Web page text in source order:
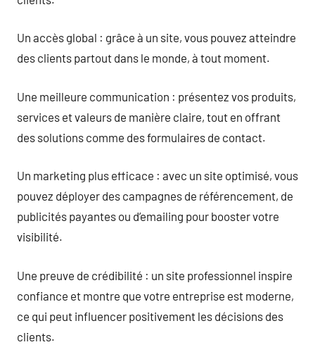
Un accès global : grâce à un site, vous pouvez atteindre
des clients partout dans le monde, à tout moment.
Une meilleure communication : présentez vos produits,
services et valeurs de manière claire, tout en offrant
des solutions comme des formulaires de contact.
Un marketing plus efficace : avec un site optimisé, vous
pouvez déployer des campagnes de référencement, de
publicités payantes ou d’emailing pour booster votre
visibilité.
Une preuve de crédibilité : un site professionnel inspire
confiance et montre que votre entreprise est moderne,
ce qui peut influencer positivement les décisions des
clients.